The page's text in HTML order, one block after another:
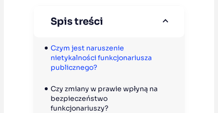
Spis treści
Czym jest naruszenie
nietykalności funkcjonariusza
publicznego?
Czy zmiany w prawie wpłyną na
bezpieczeństwo
funkcjonariuszy?